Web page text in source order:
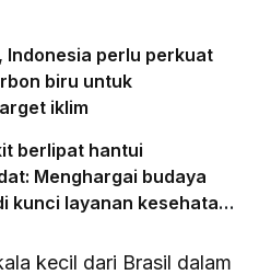
Indonesia perlu perkuat
biru untuk
iklim
berlipat hantui
Menghargai budaya
kunci layanan kesehatan
kecil dari Brasil dalam